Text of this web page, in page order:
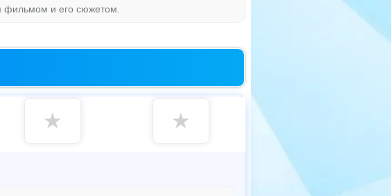
фильмом и его сюжетом.
★ ★